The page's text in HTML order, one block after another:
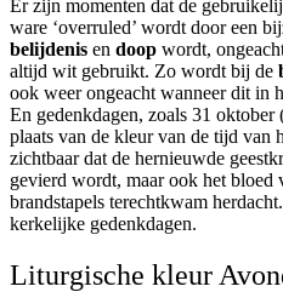
Er zijn momenten dat de
ware ‘overruled’ wordt door een
belijdenis en doop wordt,
altijd wit gebruikt. Zo wordt bij de
ook weer ongeacht wanneer dit in
En gedenkdagen, zoals 31 oktober
plaats van de kleur van de tijd van
zichtbaar dat de hernieuwde
gevierd wordt, maar ook het bloed
brandstapels terechtkwam
kerkelijke gedenkdagen.
Liturgische kleur